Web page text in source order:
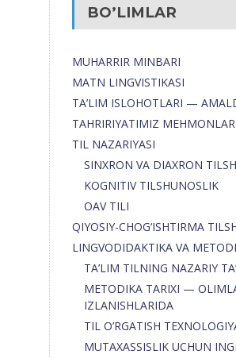
BO’LIMLAR
MUHARRIR MINBARI
MATN LINGVISTIKASI
TA’LIM ISLOHOTLARI —
TAHRIRIYATIMIZ
TIL NAZARIYASI
SINXRON VA DIAXRON
KOGNITIV TILSHUNOSLIK
OAV TILI
QIYOSIY-CHOG‘ISHTIRMA
LINGVODIDAKTIKA VA
TA’LIM TILNING NAZARIY
METODIKA TARIXI —
IZLANISHLARIDA
TIL O’RGATISH
MUTAXASSISLIK UCHUN